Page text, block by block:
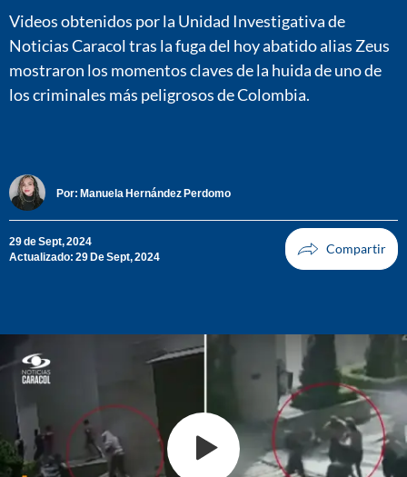
Videos obtenidos por la Unidad Investigativa de
Noticias Caracol tras la fuga del hoy abatido alias Zeus
mostraron los momentos claves de la huida de uno de
los criminales más peligrosos de Colombia.
Por: Manuela Hernández Perdomo
29 de Sept, 2024
Actualizado: 29 De Sept, 2024